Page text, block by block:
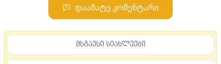
დაამატე კომენტარი
მსგავსი სიახლეები